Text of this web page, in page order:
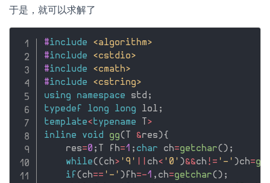
于是，就可以求解了
#include
<algorithm>
#include
<cstdio>
#include
<cmath>
#include
<cstring>
using
namespace std ;
typedef
long long lol ;
template<typename
>
inline
void gg( &res ){
    res
=0 ; T fh=1 ; char ch=getchar( ) ;
while( ( ch> '9' ch< '0' )&&ch != '-' )ch=
if ( ch== '-' ) fh=-1 , ch=getchar( ) ;